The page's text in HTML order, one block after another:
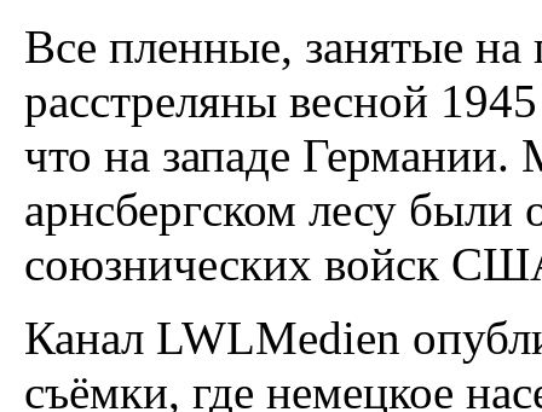
Все пленные, занятые
расстреляны весной
что на западе Германии.
арнсбергском лесу
союзнических войск
Канал LWLMedien
съёмки, где немецкое